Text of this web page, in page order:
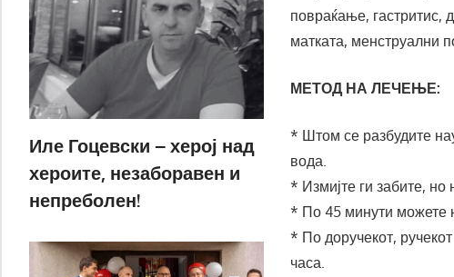
повраќање, гастритис,
матката, менструални
МЕТОД НА ЛЕЧЕЊЕ:
* Штом се разбудите
вода.
* Измијте ги забите, но
* По 45 минути можете
* По доручекот,
часа.
Иле Гоцевски – херој над
хероите, незаборавен и
непреболен!